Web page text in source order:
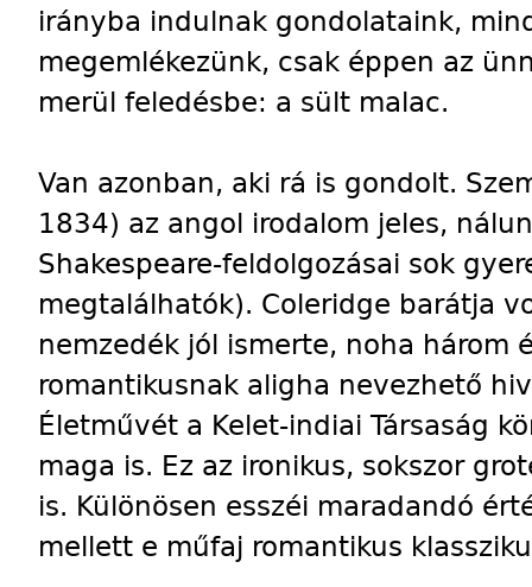
irányba indulnak gondolataink,
megemlékezünk, csak éppen az
merül feledésbe: a sült malac.
Van azonban, aki rá is gondolt.
1834) az angol irodalom jeles,
Shakespeare-feldolgozásai sok
megtalálhatók). Coleridge barátja
nemzedék jól ismerte, noha három
romantikusnak aligha nevezhető
Életművét a Kelet-indiai Társaság
maga is. Ez az ironikus, sokszor
is. Különösen esszéi maradandó
mellett e műfaj romantikus